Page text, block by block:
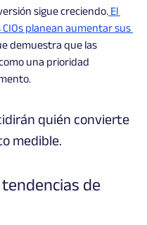
sigue creciendo. El
planean aumentar sus
demuestra que las
una prioridad
quién convierte
medible.
de